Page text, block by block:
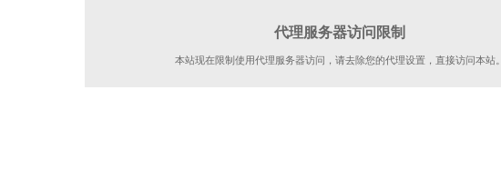
代理服务器访问限制
本站现在限制使用代理服务器访问，请去除您的代理设置，直接访问本站。